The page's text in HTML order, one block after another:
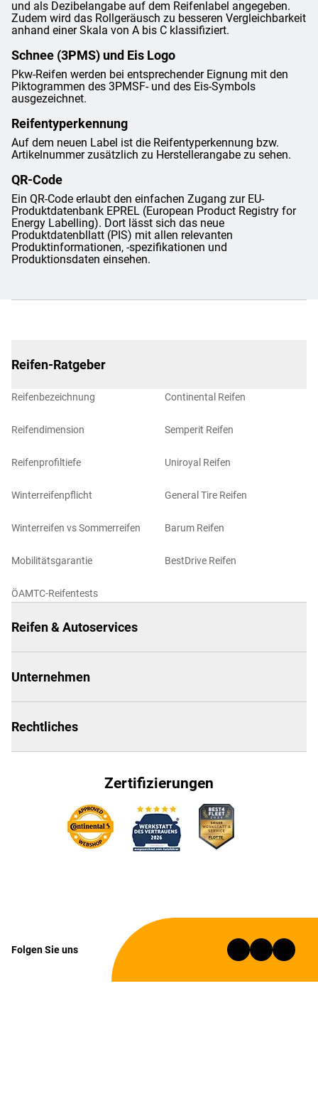
und als Dezibelangabe auf dem Reifenlabel angegeben.
Zudem wird das Rollgeräusch zu besseren Vergleichbarkeit
anhand einer Skala von A bis C klassifiziert.
Schnee (3PMS) und Eis Logo
Pkw-Reifen werden bei entsprechender Eignung mit den
Piktogrammen des 3PMSF- und des Eis-Symbols
ausgezeichnet.
Reifentyperkennung
Auf dem neuen Label ist die Reifentyperkennung bzw.
Artikelnummer zusätzlich zu Herstellerangabe zu sehen.
QR-Code
Ein QR-Code erlaubt den einfachen Zugang zur EU-
Produktdatenbank EPREL (European Product Registry for
Energy Labelling). Dort lässt sich das neue
Produktdatenbllatt (PIS) mit allen relevanten
Produktinformationen, -spezifikationen und
Produktionsdaten einsehen.
Reifen-Ratgeber
Reifenbezeichnung
Reifendimension
Reifenprofiltiefe
Winterreifenpflicht
Winterreifen vs Sommerreifen
Mobilitätsgarantie
ÖAMTC-Reifentests
Continental Reifen
Semperit Reifen
Uniroyal Reifen
General Tire Reifen
Barum Reifen
BestDrive Reifen
Reifen & Autoservices
Unternehmen
Rechtliches
Zertifizierungen
Folgen Sie uns